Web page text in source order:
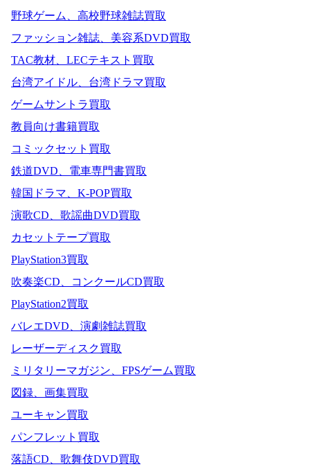
野球ゲーム、高校野球雑誌買取
ファッション雑誌、美容系DVD買取
TAC教材、LECテキスト買取
台湾アイドル、台湾ドラマ買取
ゲームサントラ買取
教員向け書籍買取
コミックセット買取
鉄道DVD、電車専門書買取
韓国ドラマ、K-POP買取
演歌CD、歌謡曲DVD買取
カセットテープ買取
PlayStation3買取
吹奏楽CD、コンクールCD買取
PlayStation2買取
バレエDVD、演劇雑誌買取
レーザーディスク買取
ミリタリーマガジン、FPSゲーム買取
図録、画集買取
ユーキャン買取
パンフレット買取
落語CD、歌舞伎DVD買取